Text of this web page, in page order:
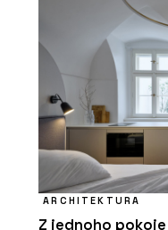
ARCHITEKTURA
Z jednoho